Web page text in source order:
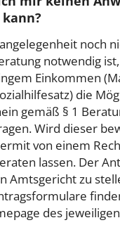
noch
notwendig
Einkommen
die
gemäß § 1
Wird dieser
von einem
lassen. Der
Amtsgericht zu
des